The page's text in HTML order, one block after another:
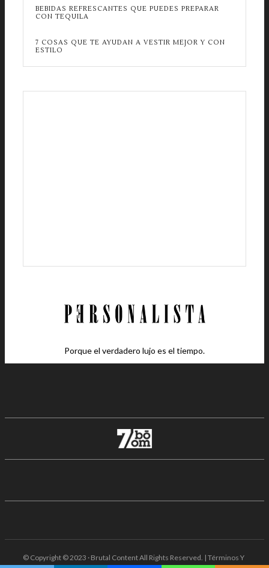
BEBIDAS REFRESCANTES QUE PUEDES PREPARAR
CON TEQUILA
7 COSAS QUE TE AYUDAN A VESTIR MEJOR Y CON
ESTILO
Porque el verdadero lujo es el tiempo.
© Copyright © 2023 · Brutal Content All Rights Reserved. | Términos Y